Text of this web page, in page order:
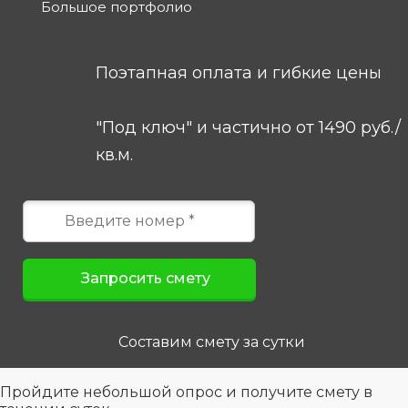
Большое портфолио
Поэтапная оплата и гибкие цены
"Под ключ" и частично от 1490 руб./
кв.м.
Составим смету за сутки
Пройдите небольшой опрос и получите смету в